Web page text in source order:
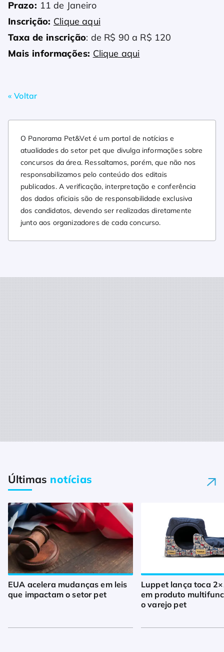
Prazo: 11 de Janeiro
Inscrição: Clique aqui
Taxa de inscrição: de R$ 90 a R$ 120
Mais informações: Clique aqui
« Voltar
O Panorama Pet&Vet é um portal de notícias e
atualidades do setor pet que divulga informações sobre
concursos da área. Ressaltamos, porém, que não nos
responsabilizamos pelo conteúdo dos editais
publicados. A verificação, interpretação e conferência
dos dados oficiais são de responsabilidade exclusiva
dos candidatos, devendo ser realizadas diretamente
junto aos organizadores de cada concurso.
Últimas notícias
EUA acelera mudanças em leis
que impactam o setor pet
Luppet lança toca
em produto
o varejo pet